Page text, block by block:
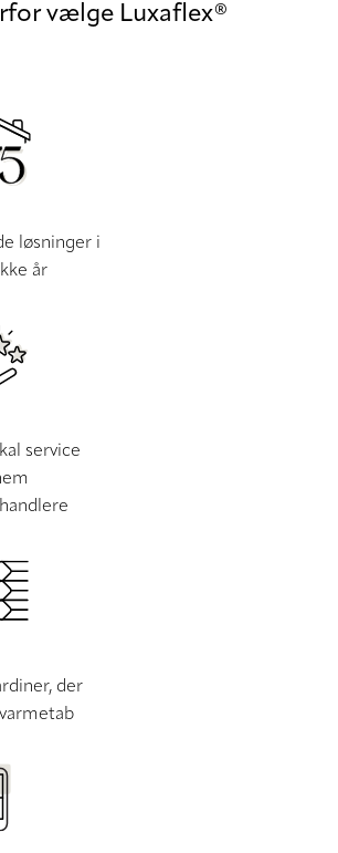
vælge Luxaflex®
løsninger i
år
service
der